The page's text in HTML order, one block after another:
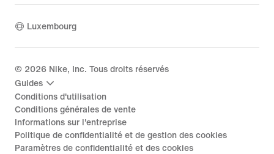
Luxembourg
© 2026 Nike, Inc. Tous droits réservés
Guides
Conditions d'utilisation
Conditions générales de vente
Informations sur l'entreprise
Politique de confidentialité et de gestion des cookies
Paramètres de confidentialité et des cookies